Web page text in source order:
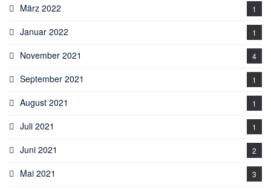
März 2022 1
Januar 2022 1
November 2021 4
September 2021 1
August 2021 1
Juli 2021 1
Juni 2021 2
Mai 2021 3